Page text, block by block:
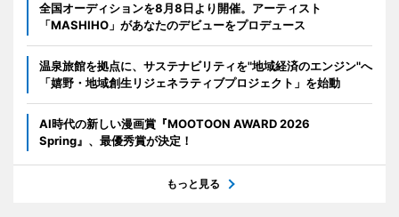
全国オーディションを8月8日より開催。アーティスト
「MASHIHO」があなたのデビューをプロデュース
温泉旅館を拠点に、サステナビリティを"地域経済のエンジン"へ
「嬉野・地域創生リジェネラティブプロジェクト」を始動
AI時代の新しい漫画賞『MOOTOON AWARD 2026
Spring』、最優秀賞が決定！
もっと見る